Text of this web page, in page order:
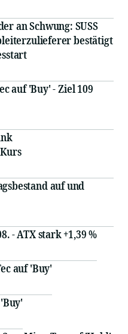
an Schwung: SUSS
bestätigt
auf 'Buy' - Ziel 109
auf und
- ATX stark +1,39 %
auf 'Buy'